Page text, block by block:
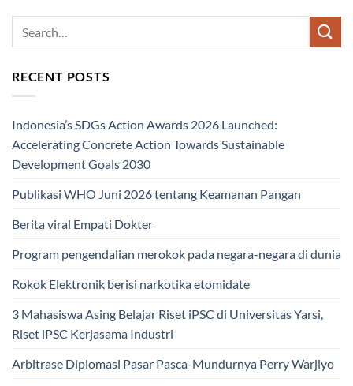
RECENT POSTS
Indonesia’s SDGs Action Awards 2026 Launched:
Accelerating Concrete Action Towards Sustainable
Development Goals 2030
Publikasi WHO Juni 2026 tentang Keamanan Pangan
Berita viral Empati Dokter
Program pengendalian merokok pada negara-negara di dunia
Rokok Elektronik berisi narkotika etomidate
3 Mahasiswa Asing Belajar Riset iPSC di Universitas Yarsi,
Riset iPSC Kerjasama Industri
Arbitrase Diplomasi Pasar Pasca-Mundurnya Perry Warjiyo